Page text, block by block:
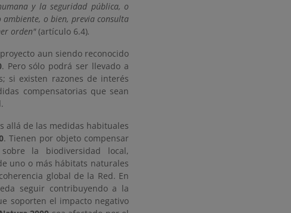
y la seguridad pública, o
o bien, previa consulta
orden"(artículo 6.4).
aun siendo reconocido
. Pero sólo podrá ser llevado a
si existen razones de interés
compensatorias que sean
allá de las medidas habituales
. Tienen por objeto compensar
la biodiversidad local,
uno o más hábitats naturales
global de la Red. En
seguir contribuyendo a la
soporten el impacto negativo